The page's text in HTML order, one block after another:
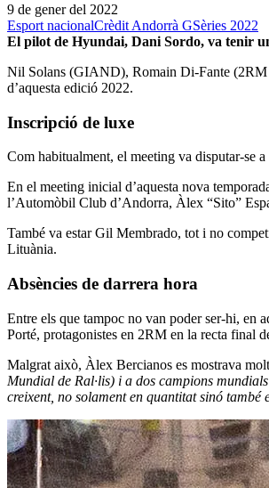
9 de gener del 2022
Esport nacionalCrèdit Andorrà GSèries 2022
El pilot de Hyundai, Dani Sordo, va tenir
Nil Solans (GIAND), Romain Di-Fante (2RM
d’aquesta edició 2022.
Inscripció de luxe
Com habitualment, el meeting va disputar-se
En el meeting inicial d’aquesta nova
l’Automòbil Club d’Andorra, Àlex “Sito”
També va estar Gil Membrado, tot i no
Lituània.
Absències de darrera hora
Entre els que tampoc no van poder ser-hi, en
Porté, protagonistes en 2RM en la recta final
Malgrat això, Àlex Bercianos es mostrava
Mundial de Ral·lis) i a dos campions
creixent, no solament en quantitat sinó també